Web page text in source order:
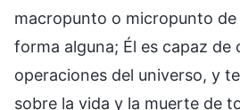
macropunto o micropunto de
forma alguna; Él es capaz de
operaciones del universo, y
sobre la vida y la muerte de